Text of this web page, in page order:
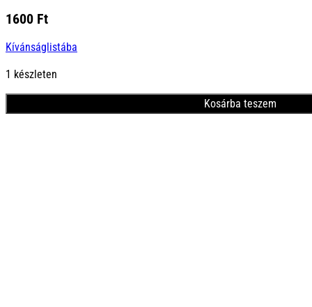
1600 Ft
Kívánságlistába
1 készleten
Kosárba teszem